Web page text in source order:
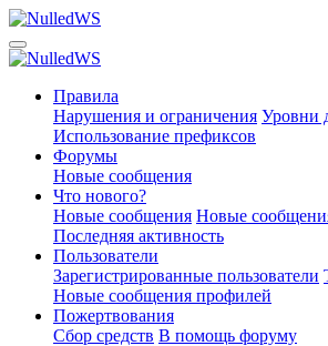
Правила
Нарушения и ограничения Уровни
Использование префиксов
Форумы
Новые сообщения
Что нового?
Новые сообщения Новые
Последняя активность
Пользователи
Зарегистрированные пользователи
Новые сообщения профилей
Пожертвования
Сбор средств В помощь форуму